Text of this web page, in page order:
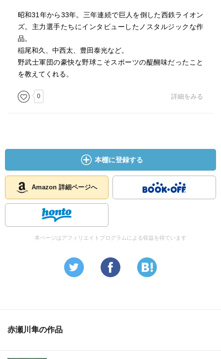
昭和31年から33年。三年連続で巨人を倒した西鉄ライオン
ズ。主力選手たちにインタビューしたノスタルジックな作
品。
稲尾和久、中西太、豊田泰光など。
野武士軍団の豪快な野球こそスポーツの醍醐味だったこと
を教えてくれる。
0 詳細をみる
本棚に登録する
Amazon 詳細ページへ
本ページはアフィリエイトプログラムによる収益を得ています
赤瀬川隼の作品